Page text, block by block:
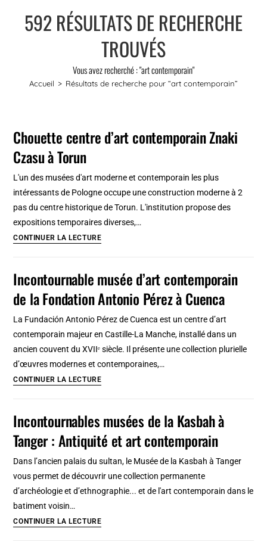
592RÉSULTATS DE RECHERCHE
TROUVÉS
Vous avez recherché : "art contemporain"
Accueil > Résultats de recherche pour “art contemporain”
Chouette centre d’art contemporain Znaki
Czasu à Torun
L'un des musées d'art moderne et contemporain les plus
intéressants de Pologne occupe une construction moderne à 2
pas du centre historique de Torun. L'institution propose des
expositions temporaires diverses,…
CONTINUER LA LECTUREChouette
contemporain
Znaki
Incontournable musée d’art contemporain
de la Fondation Antonio Pérez à Cuenca
La Fundación Antonio Pérez de Cuenca est un centre d’art
contemporain majeur en Castille-La Manche, installé dans un
ancien couvent du XVIIᵉ siècle. Il présente une collection plurielle
d’œuvres modernes et contemporaines,…
CONTINUER LA LECTUREIncontournable
contemporain
de
Fondation
Pérez
Cuenca
Incontournables musées de la Kasbah à
Tanger : Antiquité et art contemporain
Dans l’ancien palais du sultan, le Musée de la Kasbah à Tanger
vous permet de découvrir une collection permanente
d’archéologie et d’ethnographie... et de l'art contemporain dans le
batiment voisin…
CONTINUER LA LECTUREIncontournables